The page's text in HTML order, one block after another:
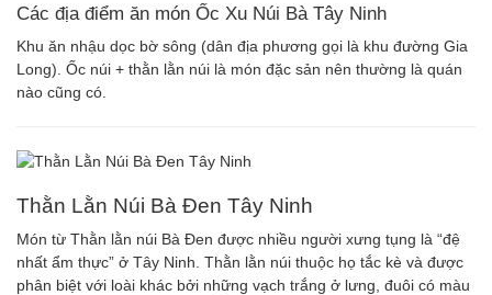
Các địa điểm ăn món Ốc Xu Núi Bà Tây Ninh
Khu ăn nhậu dọc bờ sông (dân địa phương gọi là khu đường Gia
Long). Ốc núi + thằn lằn núi là món đặc sản nên thường là quán
nào cũng có.
Thằn Lằn Núi Bà Đen Tây Ninh
Món từ Thằn lằn núi Bà Đen được nhiều người xưng tụng là “đệ
nhất ẩm thực” ở Tây Ninh. Thằn lằn núi thuộc họ tắc kè và được
phân biệt với loài khác bởi những vạch trắng ở lưng, đuôi có màu